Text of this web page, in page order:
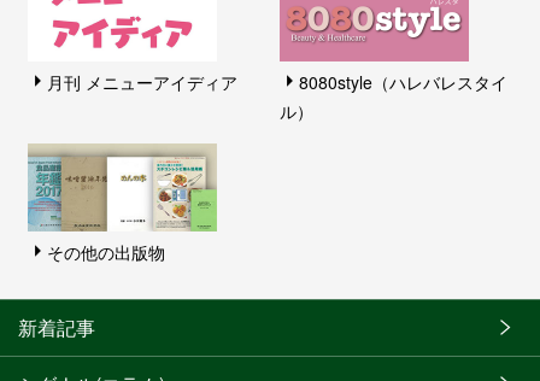
月刊 メニューアイディア
8080style（ハレバレスタイ
ル）
その他の出版物
新着記事